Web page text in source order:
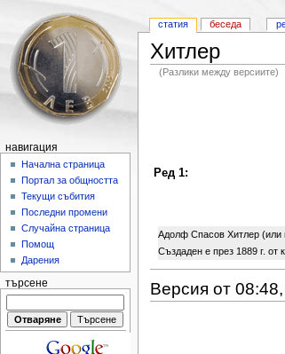
Хитлер
(Разлики между версиите)
Ред 1:
Адолф Спасов Хитлер (или
Създаден е през 1889 г. от
Версия от
статия беседа
навигация
Начална страница
Портал за общността
Текущи събития
Последни промени
Случайна страница
Помощ
Дарения
търсене